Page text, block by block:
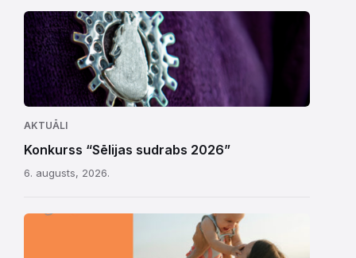
AKTUĀLI
Konkurss “Sēlijas sudrabs 2026”
6. augusts, 2026.